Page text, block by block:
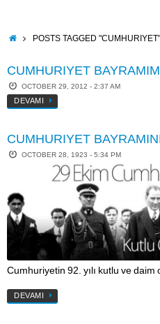
contentHOMEPOSTS TAGGED "CUMHURIYET"
CUMHURIYET
OCTOBER 29, 2012 - 2:37 AM
DEVAMI
CUMHURIYET
OCTOBER 28, 1923 - 5:34 PM
Cumhuriyetin 92. yılı kutlu ve daim
DEVAMI